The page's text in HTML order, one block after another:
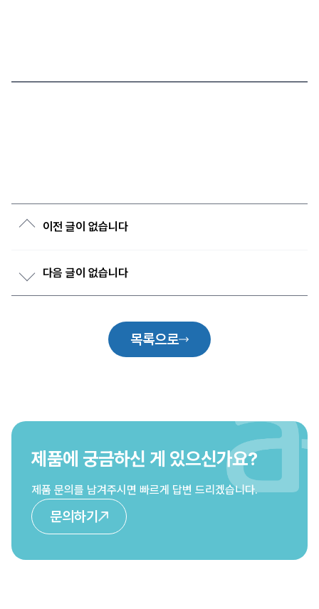
이전 글이 없습니다
다음 글이 없습니다
목록으로
제품에 궁금하신 게 있으신가요?
제품 문의를 남겨주시면 빠르게 답변 드리겠습니다.
문의하기